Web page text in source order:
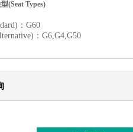
(Seat Types)
：G60
：G6,G4,G50